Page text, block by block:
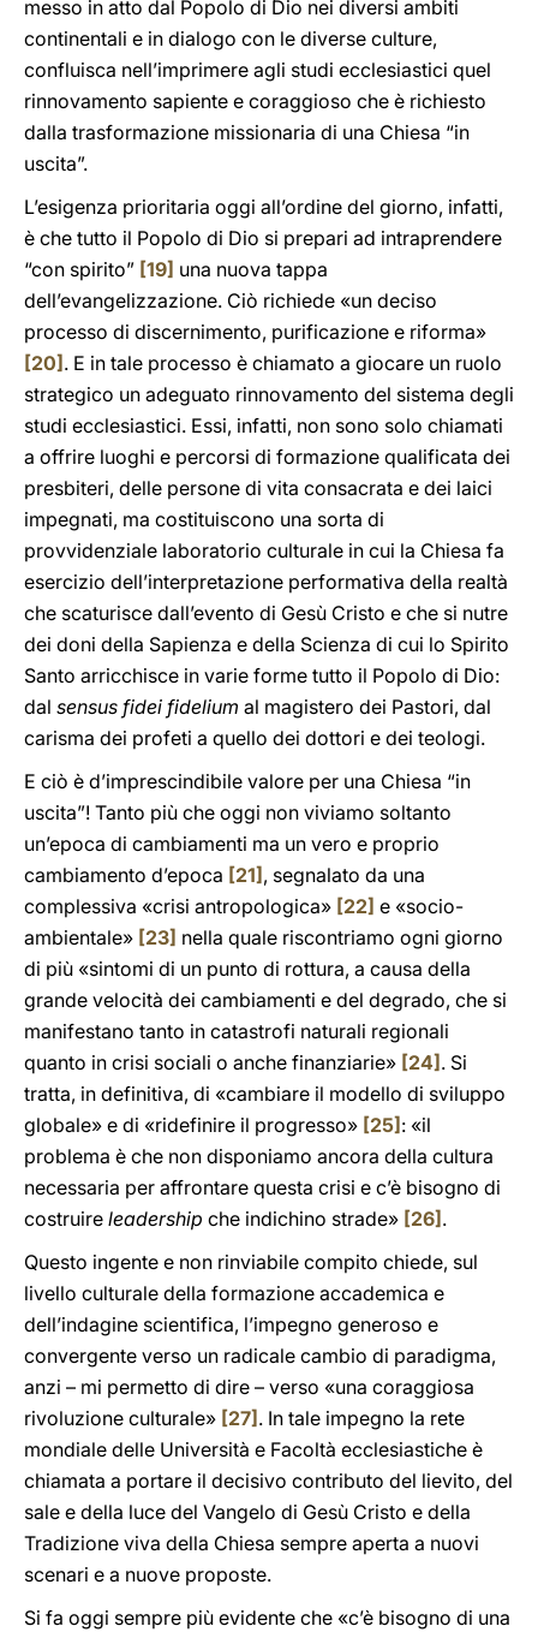
messo in atto dal Popolo di Dio nei diversi ambiti
continentali e in dialogo con le diverse culture,
confluisca nell’imprimere agli studi ecclesiastici quel
rinnovamento sapiente e coraggioso che è richiesto
dalla trasformazione missionaria di una Chiesa “in
uscita”.
L’esigenza prioritaria oggi all’ordine del giorno, infatti,
è che tutto il Popolo di Dio si prepari ad intraprendere
“con spirito” [19] una nuova tappa
dell’evangelizzazione. Ciò richiede «un deciso
processo di discernimento, purificazione e riforma»
[20] . E in tale processo è chiamato a giocare un ruolo
strategico un adeguato rinnovamento del sistema degli
studi ecclesiastici. Essi, infatti, non sono solo chiamati
a offrire luoghi e percorsi di formazione qualificata dei
presbiteri, delle persone di vita consacrata e dei laici
impegnati, ma costituiscono una sorta di
provvidenziale laboratorio culturale in cui la Chiesa fa
esercizio dell’interpretazione performativa della realtà
che scaturisce dall’evento di Gesù Cristo e che si nutre
dei doni della Sapienza e della Scienza di cui lo Spirito
Santo arricchisce in varie forme tutto il Popolo di Dio:
dal sensus fidei fidelium al magistero dei Pastori, dal
carisma dei profeti a quello dei dottori e dei teologi.
E ciò è d’imprescindibile valore per una Chiesa “in
uscita”! Tanto più che oggi non viviamo soltanto
un’epoca di cambiamenti ma un vero e proprio
cambiamento d’epoca [21] , segnalato da una
complessiva «crisi antropologica» [22] e «socio-
ambientale» [23] nella quale riscontriamo ogni giorno
di più «sintomi di un punto di rottura, a causa della
grande velocità dei cambiamenti e del degrado, che si
manifestano tanto in catastrofi naturali regionali
quanto in crisi sociali o anche finanziarie» [24] . Si
tratta, in definitiva, di «cambiare il modello di sviluppo
globale» e di «ridefinire il progresso» [25] : «il
problema è che non disponiamo ancora della cultura
necessaria per affrontare questa crisi e c’è bisogno di
costruire leadership che indichino strade» [26] .
Questo ingente e non rinviabile compito chiede, sul
livello culturale della formazione accademica e
dell’indagine scientifica, l’impegno generoso e
convergente verso un radicale cambio di paradigma,
anzi – mi permetto di dire – verso «una coraggiosa
rivoluzione culturale» [27] . In tale impegno la rete
mondiale delle Università e Facoltà ecclesiastiche è
chiamata a portare il decisivo contributo del lievito, del
sale e della luce del Vangelo di Gesù Cristo e della
Tradizione viva della Chiesa sempre aperta a nuovi
scenari e a nuove proposte.
Si fa oggi sempre più evidente che «c’è bisogno di una